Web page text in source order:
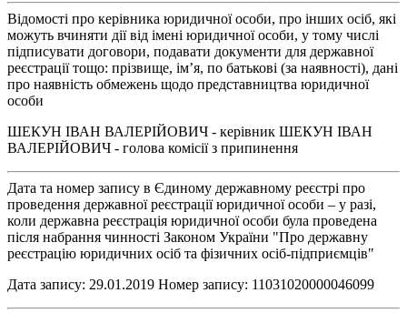
Відомості про керівника юридичної особи, про інших осіб, які
можуть вчиняти дії від імені юридичної особи, у тому числі
підписувати договори, подавати документи для державної
реєстрації тощо: прізвище, ім’я, по батькові (за наявності), дані
про наявність обмежень щодо представництва юридичної
особи
ШЕКУН ІВАН ВАЛЕРІЙОВИЧ - керівник ШЕКУН ІВАН
ВАЛЕРІЙОВИЧ - голова комісії з припинення
Дата та номер запису в Єдиному державному реєстрі про
проведення державної реєстрації юридичної особи – у разі,
коли державна реєстрація юридичної особи була проведена
після набрання чинності Законом України "Про державну
реєстрацію юридичних осіб та фізичних осіб-підприємців"
Дата запису: 29.01.2019 Номер запису: 11031020000046099